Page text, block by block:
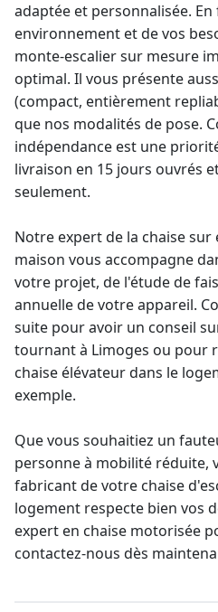
adaptée et personnalisée.
environnement et de vos
monte-escalier sur mesure
optimal. Il vous présente
(compact, entièrement
que nos modalités de pose.
indépendance est une
livraison en 15 jours ouvrés
seulement.
Notre expert de la chaise sur
maison vous accompagne
votre projet, de l'étude de
annuelle de votre appareil.
suite pour avoir un conseil
tournant à Limoges ou pour
chaise élévateurdans le
exemple.
Que vous souhaitiez un
personne à mobilité réduite,
fabricant de votre chaise
logement respecte bien vos
expert en chaise motorisée
contactez-nous dès